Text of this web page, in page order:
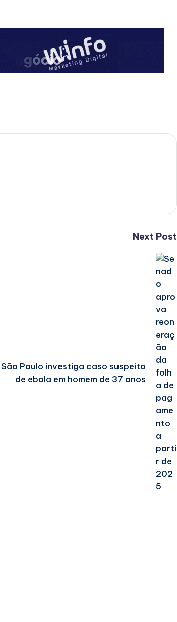
Next Post
São Paulo investiga caso suspeito
de ebola em homem de 37 anos